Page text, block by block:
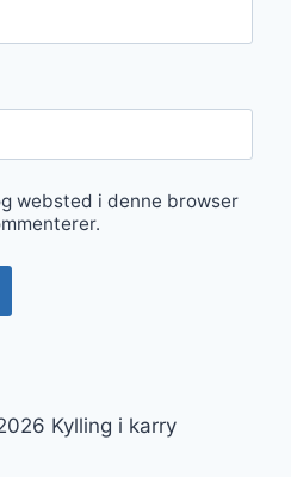
websted i denne browser
Kylling i karry